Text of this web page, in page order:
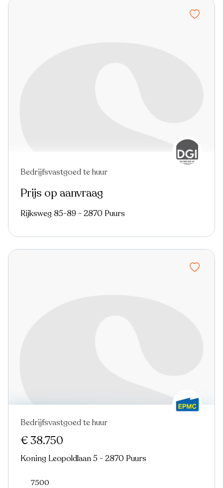
Bedrijfsvastgoed te huur
Prijs op aanvraag
Rijksweg 85-89 - 2870 Puurs
Bedrijfsvastgoed te huur
€ 38.750
Koning Leopoldlaan 5 - 2870 Puurs
7500